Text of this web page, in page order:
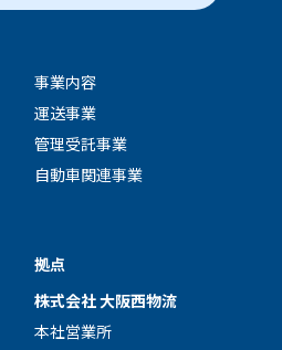
事業内容
運送事業
管理受託事業
自動車関連事業
拠点
株式会社 大阪西物流
本社営業所